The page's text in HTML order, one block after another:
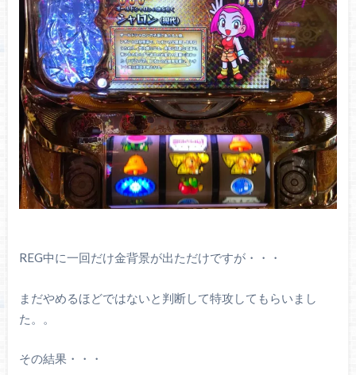
REG中に一回だけ金背景が出ただけですが・・・
まだやめるほどではないと判断して特攻してもらいまし
た。。
その結果・・・